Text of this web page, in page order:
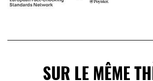
SUR LE MÊME